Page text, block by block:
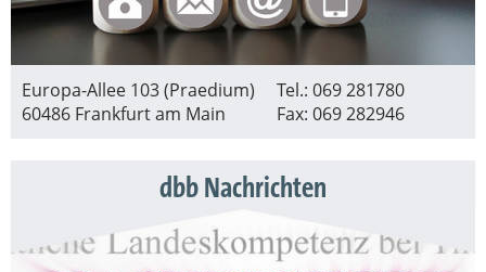
Europa-Allee 103 (Praedium)
60486 Frankfurt am Main
Tel.: 069 281780
Fax: 069 282946
dbb Nachrichten